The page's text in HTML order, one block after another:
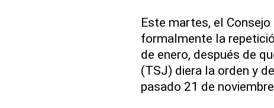
Este martes, el
formalmente la
de enero, después de
(TSJ) diera la orden y
pasado 21 de